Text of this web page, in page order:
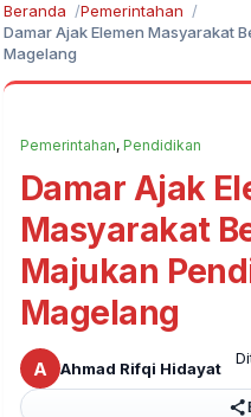
Beranda
Pemerintahan
Damar Ajak Elemen Masyarakat
Magelang
Pemerintahan, Pendidikan
Damar Ajak
Masyarakat
Majukan
Magelang
A Ahmad Rifqi Hidayat